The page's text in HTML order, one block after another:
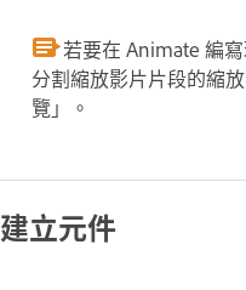
若要在 Animate 編
分割縮放影片片段的縮
覽」。
建立元件